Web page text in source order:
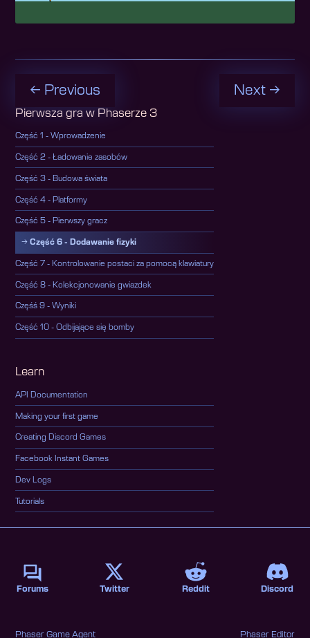
Pierwsza gra w Phaserze 3
Część 1 - Wprowadzenie
Część 2 - Ładowanie zasobów
Część 3 - Budowa świata
Część 4 - Platformy
Część 5 - Pierwszy gracz
Część 6 - Dodawanie fizyki
Część 7 - Kontrolowanie postaci za pomocą klawiatury
Część 8 - Kolekcjonowanie gwiazdek
Częśś 9 - Wyniki
Część 10 - Odbijające się bomby
Learn
API Documentation
Making your first game
Creating Discord Games
Facebook Instant Games
Dev Logs
Tutorials
← Previous Next →
Phaser Game Agent Phaser Editor
Forums Twitter Reddit Discord